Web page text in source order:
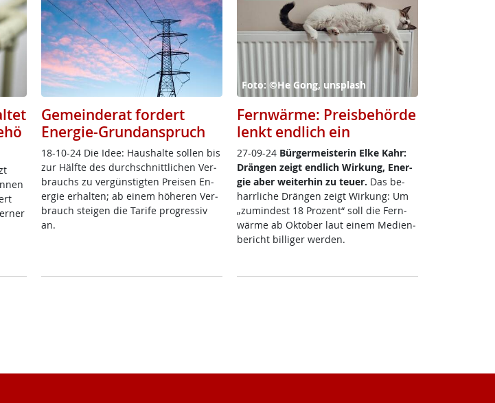
Gemeinderat fordert
Energie-Grundanspruch
18-10-24 Die Idee: Haus­hal­te sol­len bis
zur Hälf­te des durch­schnitt­li­chen Ver­
brauchs zu ver­güns­tig­ten Prei­sen En­
er­gie er­hal­ten; ab ei­nem höhe­ren Ver­
brauch stei­gen die Ta­ri­fe pro­gres­siv
an.
Foto: ©He Gong, unsplash
Fernwärme: Preisbehörde
lenkt endlich ein
27-09-24 Bür­ger­meis­te­rin El­ke Kahr:
Drän­gen zeigt end­lich Wir­kung, En­er­
gie aber wei­ter­hin zu teu­er. Das be­
harr­li­che Drän­gen zeigt Wir­kung: Um
„zu­min­dest 18 Pro­zen­t“ soll die Fern­
wär­me ab Ok­tober laut ei­nem Me­di­en­
be­richt bil­li­ger wer­den.